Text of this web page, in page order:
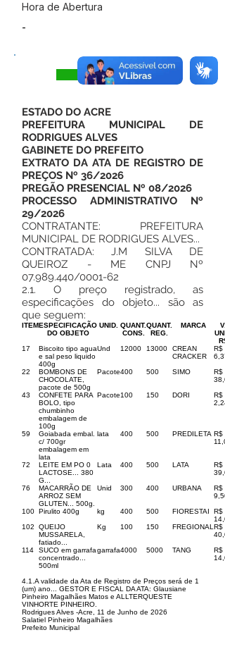
Hora de Abertura
-
Visualizar
ESTADO DO ACRE
PREFEITURA MUNICIPAL DE
RODRIGUES ALVES
GABINETE DO PREFEITO
EXTRATO DA ATA DE REGISTRO DE
PREÇOS Nº 36/2026
PREGÃO PRESENCIAL Nº 08/2026
PROCESSO ADMINISTRATIVO Nº
29/2026
CONTRATANTE: PREFEITURA
MUNICIPAL DE RODRIGUES ALVES...
CONTRATADA: J.M SILVA DE
QUEIROZ - ME CNPJ Nº
07.989.440/0001-62
2.1. O preço registrado, as
especificações do objeto... são as
que seguem:
ITEMESPECIFICAÇÃO
DO OBJETO
UNID. QUANT.
CONS.
QUANT.
REG.
MARCA
V.
R$
17
Biscoito tipo agua
e sal peso liquido
400g
Und 12000 13000
CREAN
CRACKER
R$
6,37
22
BOMBONS DE
CHOCOLATE,
pacote de 500g
Pacote400 500 SIMO
R$
43
CONFETE PARA
BOLO, tipo
chumbinho
embalagem de
100g
Pacote100 150 DORI
R$
2,24
59
Goiabada embal.
c/ 700gr
embalagem em
lata
lata 400 500 PREDILETA R$
72
LEITE EM PO 0
LACTOSE... 380
G...
Lata 400 500 LATA
R$
76
MACARRÃO DE
ARROZ SEM
GLUTEN... 500g.
Unid 300 400 URBANA
R$
9,50
100 Pirulito 400g kg 400 500 FIORESTAI
R$
102
QUEIJO
MUSSARELA,
fatiado...
Kg 100 150 FREGIONAL R$
114
SUCO em garrafa
concentrado...
500ml
garrafa4000 5000 TANG
R$
4.1.A validade da Ata de Registro de Preços será de 1
(um) ano... GESTOR E FISCAL DA ATA: Glausiane
Pinheiro Magalhães Matos e ALLTERQUESTE
VINHORTE PINHEIRO.
Rodrigues Alves -Acre, 11 de Junho de 2026
Salatiel Pinheiro Magalhães
Prefeito Municipal